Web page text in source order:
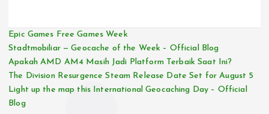
Epic Games Free Games Week
Stadtmobiliar — Geocache of the Week – Official Blog
Apakah AMD AM4 Masih Jadi Platform Terbaik Saat Ini?
The Division Resurgence Steam Release Date Set for August 5
Light up the map this International Geocaching Day – Official
Blog